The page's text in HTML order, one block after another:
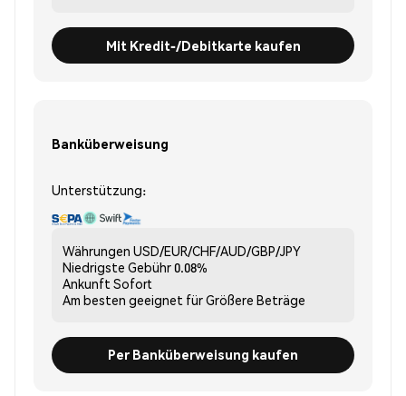
Mit Kredit-/Debitkarte kaufen
Banküberweisung
Unterstützung:
Währungen USD/EUR/CHF/AUD/GBP/JPY
Niedrigste Gebühr0.08%
Ankunft Sofort
Am besten geeignet fürGrößere Beträge
Per Banküberweisung kaufen